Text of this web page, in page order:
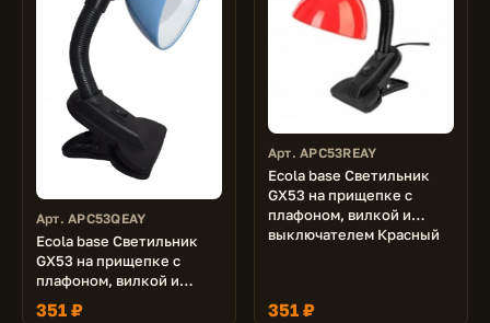
Арт. APC53QEAY
Ecola base Светильник
GX53 на прищепке c
плафоном, вилкой и
выключателем Синий
351 ₽
Арт. APC53REAY
Ecola base Светильник
GX53 на прищепке c
плафоном, вилкой и
выключателем Красный
351 ₽